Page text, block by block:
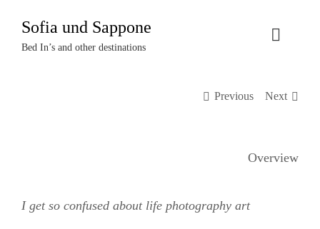
Inhalt
springen
Sofia und Sappone
Bed In’s and other destinations
Toggle
Termine
Previous Next
Overview
I get so confused about life photography art